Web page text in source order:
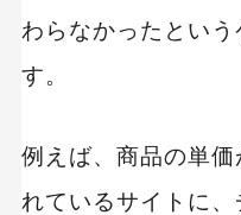
わらなかったとい
す。
例えば、商品の単
れているサイトに